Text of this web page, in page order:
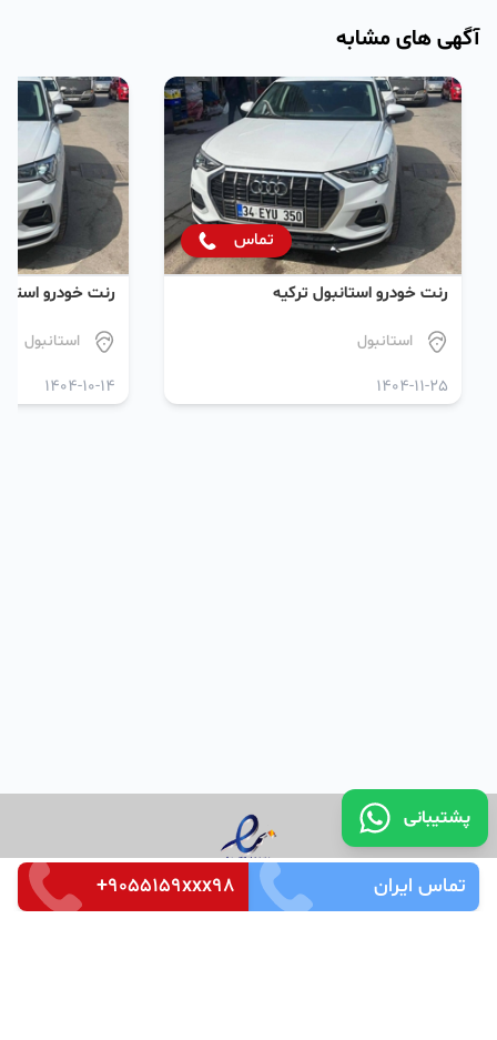
پشتیبانی
تماس ایران +9055159xxx98
آگهی های مشابه
تماس
رنت خودرو استانبول ترکیه
استانبول
1404-11-25
رنت خودرو
استانبول
1404-10-14